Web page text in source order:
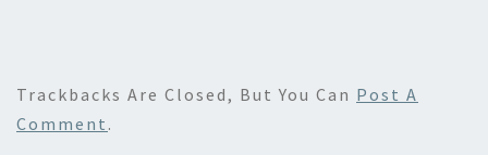
Trackbacks Are Closed, But You Can Post A
Comment .